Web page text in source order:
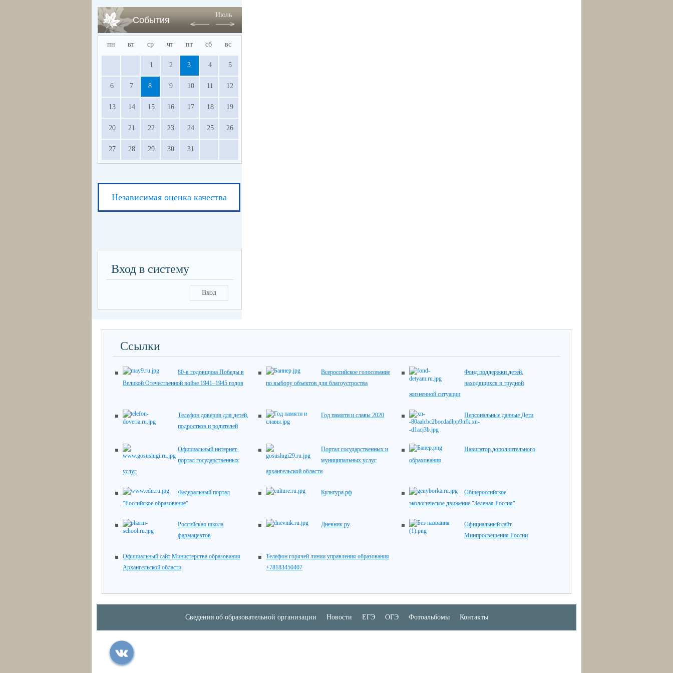
События
Июль
пн вт ср чт пт сб вс
1 2 3 4 5
6 7 8 9 10 11 12
13 14 15 16 17 18 19
20 21 22 23 24 25 26
27 28 29 30 31
Независимая оценка качества
Вход в систему
Вход
Ссылки
80-я годовщина Победы в
Великой Отечественной войне 1941–1945 годов
Всероссийское голосование
по выбору объектов для благоустроства
Фонд поддержки детей,
находящихся в трудной
жизненной ситуации
Телефон доверия для детей,
подростков и родителей
Год памяти и славы 2020 Персональные данные Дети
Официальный интернет-
портал государственных
услуг
Портал государственных и
муниципальных услуг
архангельской области
Навигатор дополнительного
обрахования
Федеральный портал
"Российское образование"
Культура.рф
Общероссийское
экологическое движение "Зеленая Россия"
Российская школа
фармацевтов
Дневник.ру
Официальный сайт
Минпросвещения России
Официальный сайт Министерства образования
Архангельской области
Телефон горячей линии управления образования
+78183450407
Сведения об образовательной организации Новости ЕГЭ ОГЭ Фотоальбомы Контакты